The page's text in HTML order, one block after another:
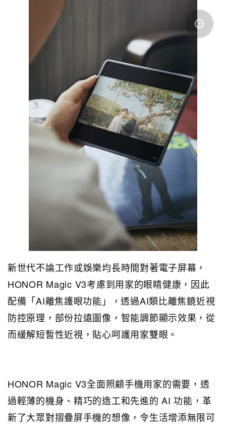
新世代不論工作或娛樂均長時間對著電子屏幕，
HONOR Magic V3考慮到用家的眼睛健康，因此
配備「AI離焦護眼功能」，透過AI類比離焦鏡近視
防控原理，部份拉遠圖像，智能調節顯示效果，從
而緩解短暫性近視，貼心呵護用家雙眼。
HONOR Magic V3全面照顧手機用家的需要，透
過輕薄的機身、精巧的造工和先進的 AI 功能，革
新了大眾對摺疊屏手機的想像，令生活增添無限可